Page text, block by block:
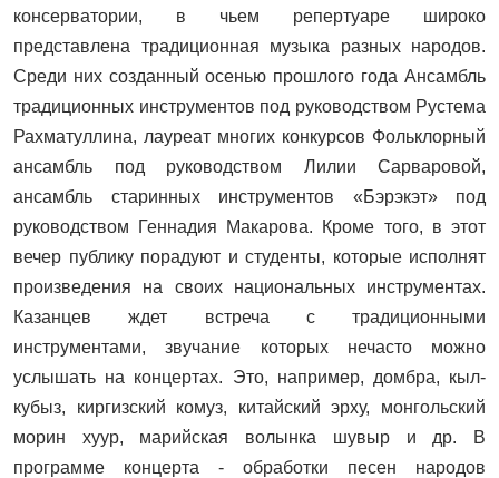
консерватории, в чьем репертуаре широко
представлена традиционная музыка разных народов.
Среди них созданный осенью прошлого года Ансамбль
традиционных инструментов под руководством Рустема
Рахматуллина, лауреат многих конкурсов Фольклорный
ансамбль под руководством Лилии Сарваровой,
ансамбль старинных инструментов «Бэрэкэт» под
руководством Геннадия Макарова. Кроме того, в этот
вечер публику порадуют и студенты, которые исполнят
произведения на своих национальных инструментах.
Казанцев ждет встреча с традиционными
инструментами, звучание которых нечасто можно
услышать на концертах. Это, например, домбра, кыл-
кубыз, киргизский комуз, китайский эрху, монгольский
морин хуур, марийская волынка шувыр и др. В
программе концерта - обработки песен народов